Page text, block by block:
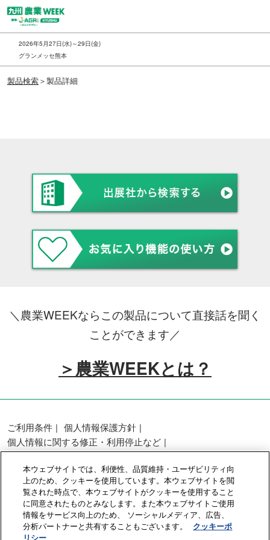
ス
キ
ッ
し
て
2026年5月27日(水)～29日(金)
グランメッセ熊本
製品検索＞製品詳細
＼農業WEEKならこの製品について直接話を聞く
ことができます／
＞農業WEEKとは？
ご利用条件
個人情報保護方針
個人情報に関する修正・利用停止など
展示会・セミナー参加ポリシー
カスタマーハラスメントに対する基本方針
クッキーポリシー
クッキーの設定
Copyright © RX Japan GK
本ウェブサイトでは、利便性、品質維持・ユーザビリティ向
上のため、クッキーを使用しています。本ウェブサイトを閲
覧された時点で、本ウェブサイトがクッキーを使用すること
に同意されたものとみなします。また本ウェブサイトご使用
情報をサービス向上のため、 ソーシャルメディア、広告、
分析パートナーと共有することもございます。
クッキーポ
リシー